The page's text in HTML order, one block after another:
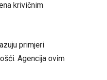
krivičnim
primjeri
Agencija ovim